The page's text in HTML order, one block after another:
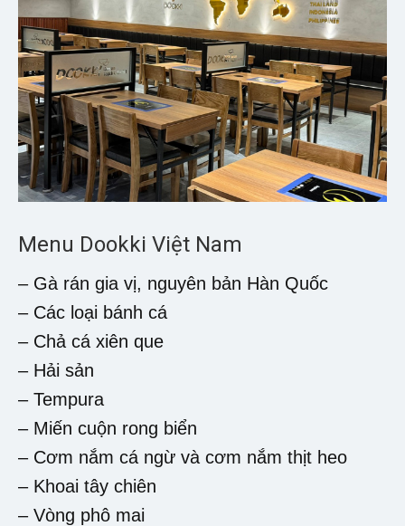
Menu Dookki Việt Nam
– Gà rán gia vị, nguyên bản Hàn Quốc
– Các loại bánh cá
– Chả cá xiên que
– Hải sản
– Tempura
– Miến cuộn rong biển
– Cơm nắm cá ngừ và cơm nắm thịt heo
– Khoai tây chiên
– Vòng phô mai